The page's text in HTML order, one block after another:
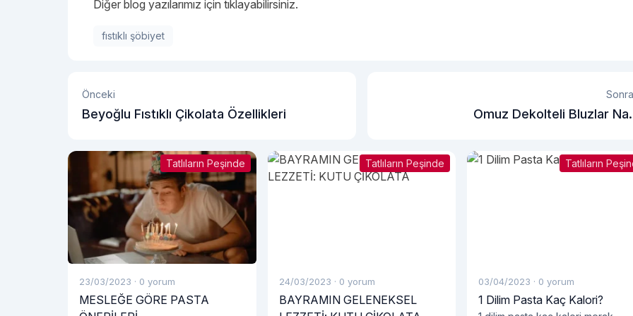
Diğer blog yazılarımız için tıklayabilirsiniz.
fıstıklı şöbiyet
Önceki
Beyoğlu Fıstıklı Çikolata Özellikleri
Omuz Dekolteli Bluzlar
Tatlıların Peşinde
23/03/2023 · 0 yorum
MESLEĞE GÖRE PASTA
Tatlıların Peşinde
24/03/2023 · 0 yorum
BAYRAMIN GELENEKSEL
Tatlıların
03/04/2023 · 0 yorum
1 Dilim Pasta Kaç Kalori?